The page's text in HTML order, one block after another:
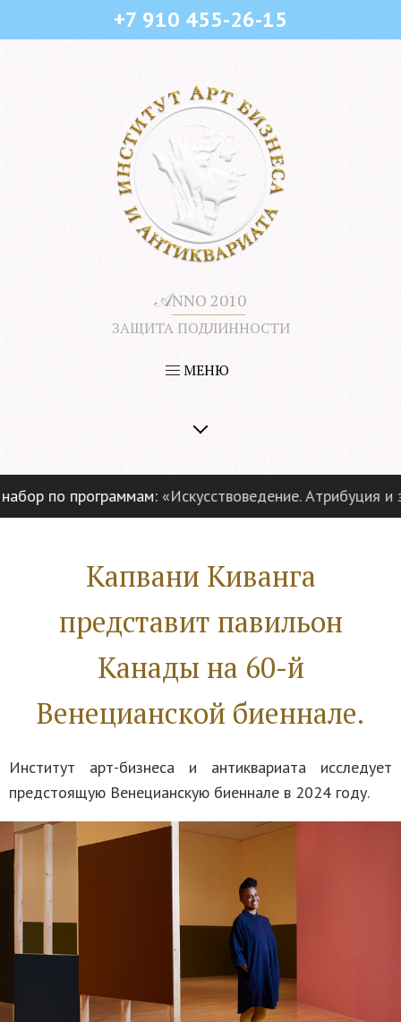
+7 910 455-26-15
𝒜NNO 2010
ЗАЩИТА ПОДЛИННОСТИ
МЕНЮ
по программам:«Искусствоведение. Атрибуция и
Капвани Киванга
представит павильон
Канады на 60-й
Венецианской биеннале.
Институт арт-бизнеса и антиквариата исследует
предстоящую Венецианскую биеннале в 2024 году.